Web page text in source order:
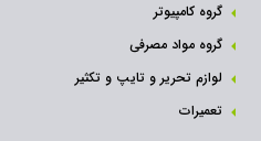
گروه کامپیوتر
گروه مواد مصرفی
لوازم تحریر و تایپ و تکثیر
تعمیرات